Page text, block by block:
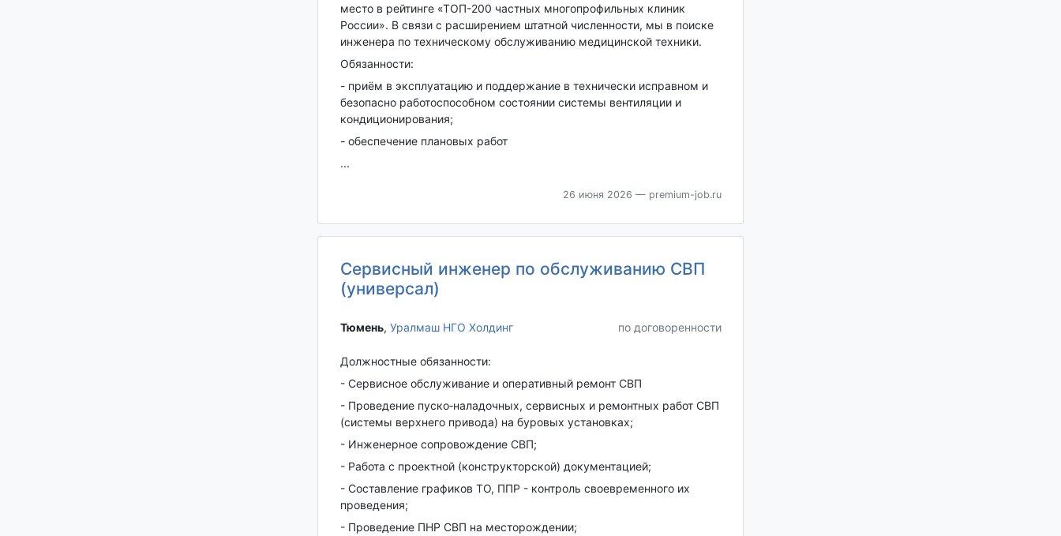
место в рейтинге «ТОП-200 частных многопрофильных клиник
России». В связи с расширением штатной численности, мы в поиске
инженера по техническому обслуживанию медицинской техники.
Обязанности:
- приём в эксплуатацию и поддержание в технически исправном и
безопасно работоспособном состоянии системы вентиляции и
кондиционирования;
- обеспечение плановых работ
...
26 июня 2026 — premium-job.ru
Сервисный инженер по обслуживанию СВП
(универсал)
Тюмень‎, Уралмаш НГО Холдинг по договоренности
Должностные обязанности:
- Сервисное обслуживание и оперативный ремонт СВП
- Проведение пуско‐наладочных, сервисных и ремонтных работ СВП
(системы верхнего привода) на буровых установках;
- Инженерное сопровождение СВП;
- Работа с проектной (конструкторской) документацией;
- Составление графиков ТО, ППР - контроль своевременного их
проведения;
- Проведение ПНР СВП на месторождении;